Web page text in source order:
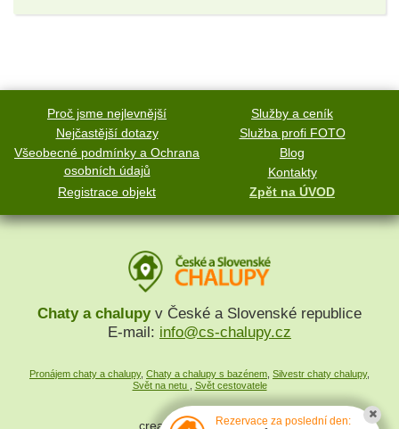
Proč jsme nejlevnější
Služby a ceník
Nejčastější dotazy
Služba profi FOTO
Všeobecné podmínky a Ochrana
osobních údajů
Blog
Kontakty
Registrace objekt
Zpět na ÚVOD
Chaty a chalupyv České a Slovenské republice
E-mail: info@cs-chalupy.cz
Pronájem chaty a chalupy, Chaty a chalupy s bazénem, Silvestr chaty chalupy,
Svět na netu , Svět cestovatele
created bySYMPACT
Rezervace za poslední den: